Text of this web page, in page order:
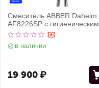
Смеситель ABBER Daheim
AF8226SP с гигиеническим
душем, сатин
в наличии
19 900₽